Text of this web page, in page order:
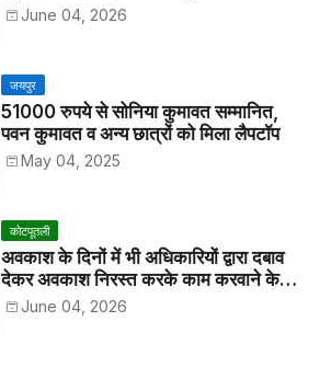
June 04, 2026
जयपुर
51000 रुपये से सोनिया कुमावत सम्मानित,
पवन कुमावत व अन्य छात्रों को मिला लैपटॉप
May 04, 2025
कोटपूतली
अवकाश के दिनों में भी अधिकारियों द्वारा दबाव
देकर अवकाश निरस्त करके काम करवाने के
विरोध में कर्मचारियों ने जिला कलेक्टर को सीएस
के नाम दिया ज्ञापन
June 04, 2026